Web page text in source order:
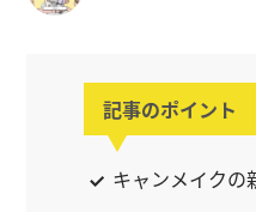
記事のポイント
キャンメイクの